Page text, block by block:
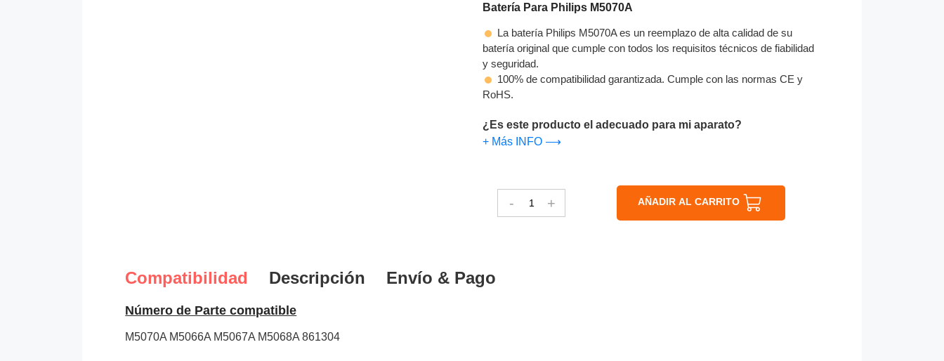
Batería Para Philips M5070A
La batería Philips M5070A es un reemplazo de alta calidad de su
batería original que cumple con todos los requisitos técnicos de fiabilidad
y seguridad.
100% de compatibilidad garantizada. Cumple con las normas CE y
RoHS.
¿Es este producto el adecuado para mi aparato?
+ Más INFO ⟶
- + AÑADIR AL CARRITO
Compatibilidad Descripción Envío & Pago
Número de Parte compatible
M5070A M5066A M5067A M5068A 861304